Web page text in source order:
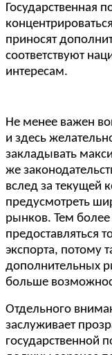
Государственная
приносят
соответствуют
интересам.
Не менее важен
и здесь
закладывать
же
вслед за текущей
предусмотреть
рынков. Тем более
предоставляться
экспорта, потому
дополнительных
больше
Отдельного
заслуживает
государственной